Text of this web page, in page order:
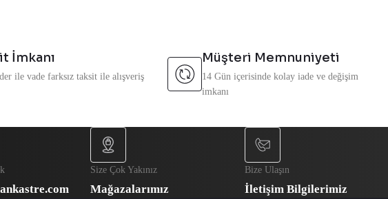
İmkanı
ile vade farksız taksit ile alışveriş
Müşteri Memnuniyeti
14 Gün içerisinde kolay iade ve değişim
imkanı
Size Çok Yakınız
Mağazalarımız
Bize Ulaşın
İletişim Bilgilerimiz